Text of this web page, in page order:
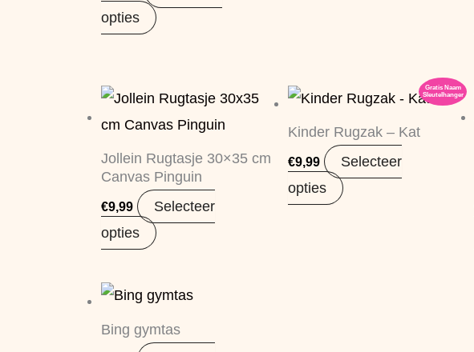
opties
Jollein Rugtasje 30×35 cm
Canvas Pinguin
€9,99
Selecteer
opties
Gratis Naam
Sleutelhanger
Kinder Rugzak – Kat
€9,99
Selecteer
opties
Bing gymtas